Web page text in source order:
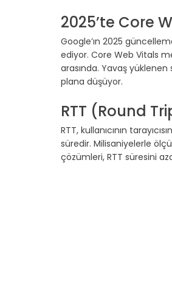
2025’te Core
Google’ın 2025
ediyor. Core Web Vitals
arasında. Yavaş
plana düşüyor.
RTT (Round
RTT, kullanıcının
süredir. Milisaniyelerle
çözümleri, RTT süresini